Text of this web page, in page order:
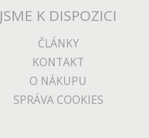
JSME K DISPOZICI
ČLÁNKY
KONTAKT
O NÁKUPU
SPRÁVA COOKIES